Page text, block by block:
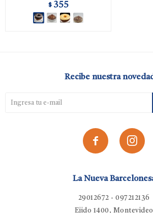
$ 355
La Nueva
29012672 - 097212136
Ejido 1400, Montevideo
Recibe nuestra
 